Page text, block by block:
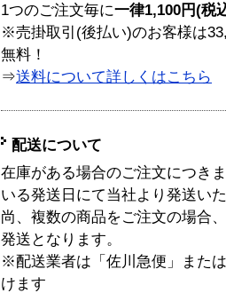
1つのご注文毎に一律1,100円(税
※売掛取引(後払い)のお客様は
無料！
⇒送料について詳しくはこちら
配送について
在庫がある場合のご注文につき
いる発送日にて当社より発送い
尚、複数の商品をご注文の場合
発送となります。
※配送業者は「佐川急便」また
けます